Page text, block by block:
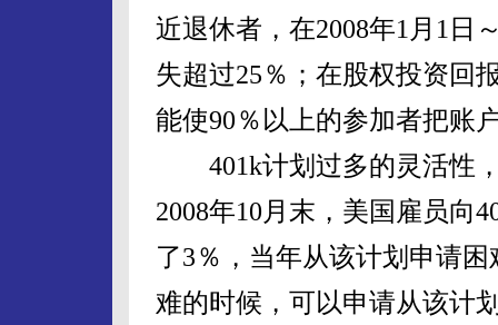
近退休者，在2008年1月1日
失超过25％；在股权投资回
能使90％以上的参加者把账
401k计划过多的灵活性，
2008年10月末，美国雇员向
了3％，当年从该计划申请
难的时候，可以申请从该计